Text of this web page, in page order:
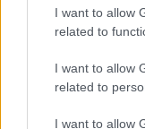
I want to allow
related to
I want to allow
related to
I want to allow
Veliko vlogo igra
stopinjami Celzija